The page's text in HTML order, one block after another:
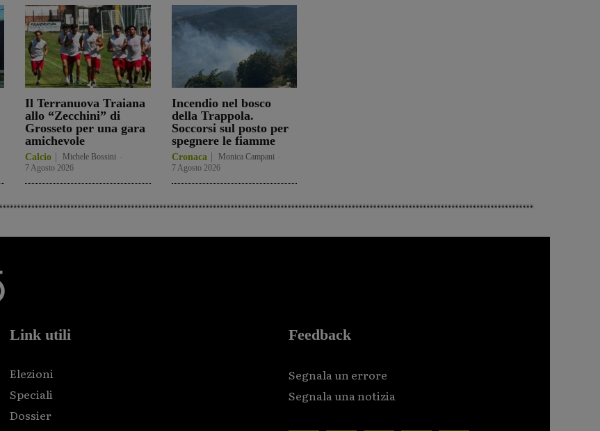
Il Terranuova Traiana
allo “Zecchini” di
Grosseto per una gara
amichevole
Calcio Michele Bossini
7 Agosto 2026
Incendio nel bosco
della Trappola.
Soccorsi sul posto per
spegnere le fiamme
Cronaca Monica Campani
7 Agosto 2026
Link utili
Elezioni
Speciali
Dossier
Feedback
Segnala un errore
Segnala una notizia